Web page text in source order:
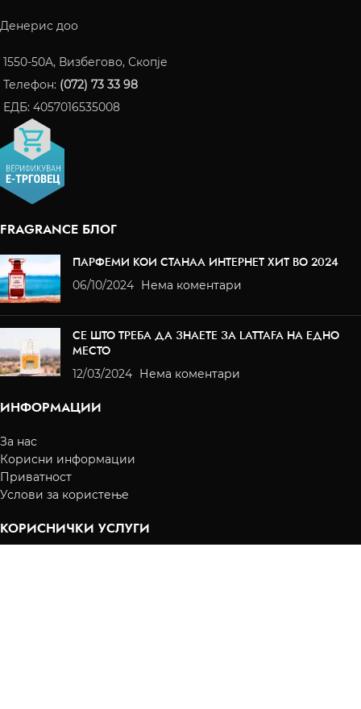
Денерис доо
1550-50A, Визбегово, Скопје
Телефон: (072) 73 33 98
ЕДБ: 4057016535008
FRAGRANCE БЛОГ
ПАРФЕМИ КОИ СТАНАА ИНТЕРНЕТ ХИТ ВО 2024
06/10/2024 Нема коментари
СЕ ШТО ТРЕБА ДА ЗНАЕТЕ ЗА LATTAFA НА ЕДНО
МЕСТО
12/03/2024 Нема коментари
ИНФОРМАЦИИ
За нас
Корисни информации
Приватност
Услови за користење
КОРИСНИЧКИ УСЛУГИ